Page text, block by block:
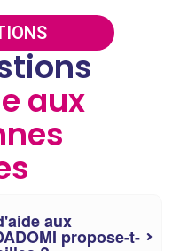
aux
aux
propose-t-